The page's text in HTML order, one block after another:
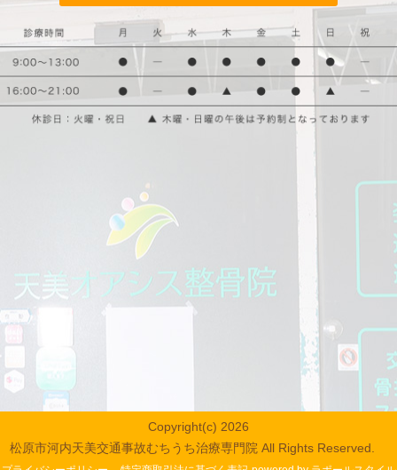
Copyright(c) 2026
松原市河内天美交通事故むちうち治療専門院 All Rights Reserved.